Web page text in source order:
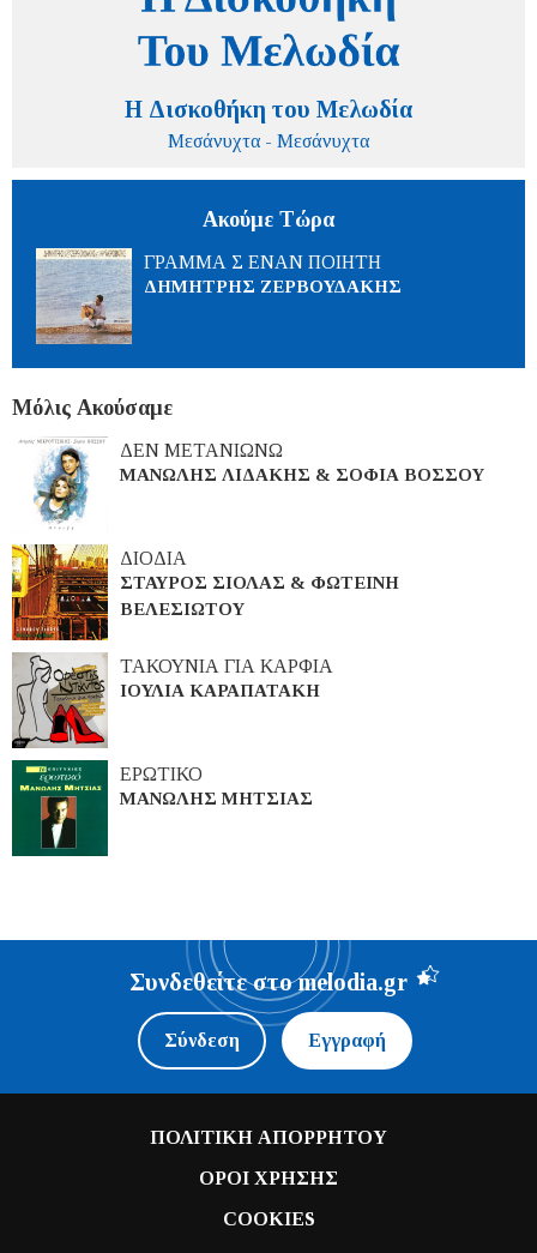
Η Δισκοθήκη του Μελωδία
Μεσάνυχτα - Μεσάνυχτα
Ακούμε Τώρα
ΓΡΑΜΜΑ Σ ΕΝΑΝ ΠΟΙΗΤΗ
ΔΗΜΗΤΡΗΣ ΖΕΡΒΟΥΔΑΚΗΣ
Μόλις Ακούσαμε
ΔΕΝ ΜΕΤΑΝΙΩΝΩ
ΜΑΝΩΛΗΣ ΛΙΔΑΚΗΣ & ΣΟΦΙΑ ΒΟΣΣΟΥ
ΔΙΟΔΙΑ
ΣΤΑΥΡΟΣ ΣΙΟΛΑΣ & ΦΩΤΕΙΝΗ
ΒΕΛΕΣΙΩΤΟΥ
ΤΑΚΟΥΝΙΑ ΓΙΑ ΚΑΡΦΙΑ
ΙΟΥΛΙΑ ΚΑΡΑΠΑΤΑΚΗ
ΕΡΩΤΙΚΟ
ΜΑΝΩΛΗΣ ΜΗΤΣΙΑΣ
Συνδεθείτε στο melodia.gr
Σύνδεση Εγγραφή
ΠΟΛΙΤΙΚΗ ΑΠΟΡΡΗΤΟΥ
ΟΡΟΙ ΧΡΗΣΗΣ
COOKIES